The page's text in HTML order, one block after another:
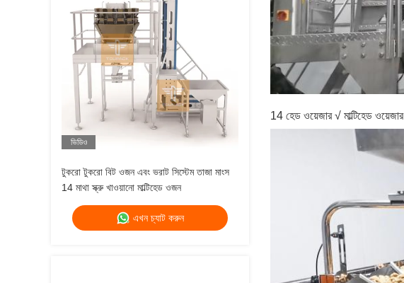
ভিডিও
টুকরো টুকরো বিট ওজন এবং ভরাট সিস্টেম তাজা মাংস
14 মাথা স্ক্রু খাওয়ানো মাল্টিহেড ওজন
এখন চ্যাট করুন
14 হেড ওয়েজার √ মাল্টিহেড ওয়েজার